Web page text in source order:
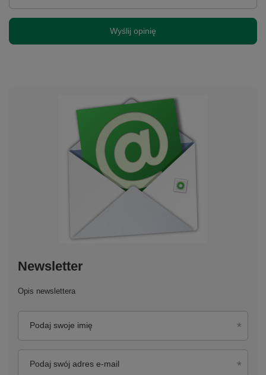
Wyślij opinię
Newsletter
Opis newslettera
Podaj swoje imię
Podaj swój adres e-mail